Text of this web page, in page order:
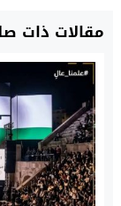
مقالات ذات